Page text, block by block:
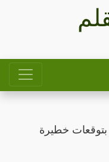
بتوقعات خطيرة